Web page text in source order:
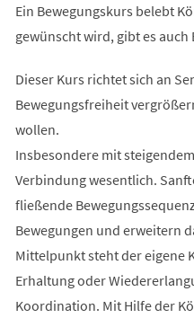
Ein Bewegungskurs belebt
gewünscht wird, gibt es auch
Dieser Kurs richtet sich an
Bewegungsfreiheit
wollen.
Insbesondere mit
Verbindung wesentlich.
fließende
Bewegungen und erweitern
Mittelpunkt steht der eigene
Erhaltung oder
Koordination. Mit Hilfe der